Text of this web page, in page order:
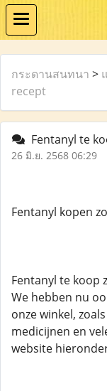
กระดานสนทนา >
recept
Fentanyl te
26 มิ.ย. 2568 06:29
Fentanyl kopen
Fentanyl te koop
We hebben nu
onze winkel,
medicijnen en
website